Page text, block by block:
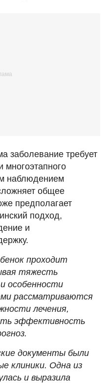
заболевание требует
многоэтапного
наблюдением
общее
предполагает
подход,
и
проходит
тяжесть
особенности
рассматриваются
лечения,
эффективность
документы были
клиники. Одна из
и выразила